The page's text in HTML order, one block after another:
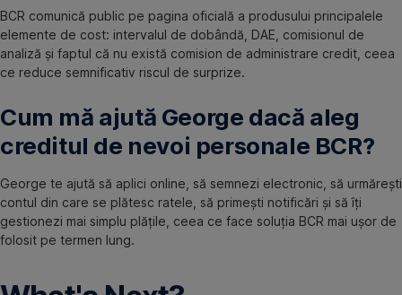
BCR comunică public pe pagina oficială a produsului principalele
elemente de cost: intervalul de dobândă, DAE, comisionul de
analiză și faptul că nu există comision de administrare credit, ceea
ce reduce semnificativ riscul de surprize.
Cum mă ajută George dacă aleg
creditul de nevoi personale BCR?
George te ajută să aplici online, să semnezi electronic, să urmărești
contul din care se plătesc ratele, să primești notificări și să îți
gestionezi mai simplu plățile, ceea ce face soluția BCR mai ușor de
folosit pe termen lung.